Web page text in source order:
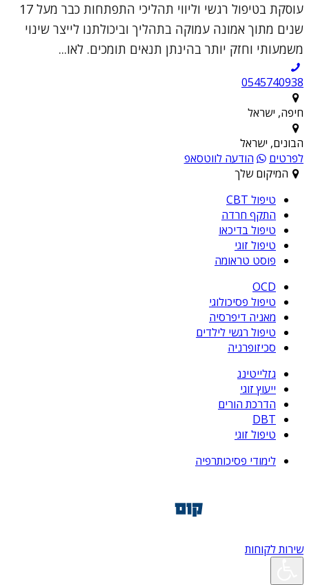
עוסקת בטיפול רגשי וליווי תהליכי התפתחות כבר מעל 17
שנים מתוך אמונה עמוקה בתהליך וביכולתנו לייצר שינוי
משמעותי וחזק יותר בהינתן תנאים תומכים. לאו...
0545740938
חיפה, ישראל
הבונים, ישראל
לפרטים
הודעה לווטסאפ
המיקום שלך
טיפול CBT
התקף חרדה
טיפול בדיכאו
טיפול זוגי
פוסט טראומה
OCD
טיפול פסיכולוגי
מאניה דיפרסיה
טיפול רגשי לילדים
סכיזופרניה
גזלייטינג
ייעוץ זוגי
הדרכת הורים
DBT
טיפול זוגי
לימודי פסיכותרפיה
שירות לקוחות